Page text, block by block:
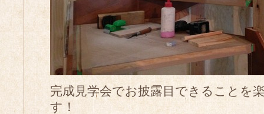
完成見学会でお披露目できることを
す！